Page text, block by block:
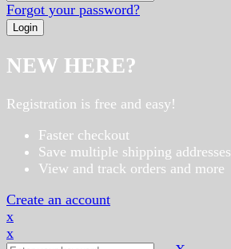
Forgot your password?
NEW HERE?
Registration is free and easy!
Faster checkout
Save multiple shipping addresses
View and track orders and more
Create an account
x
x